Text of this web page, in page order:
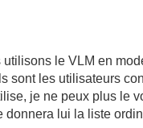
le VLM en
sont les utilisateurs
je ne peux plus le
lui la liste